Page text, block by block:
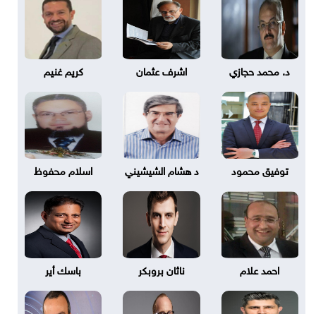
د. محمد حجازي اشرف عثمان كريم غنيم
توفيق محمود د هشام الشيشيني اسلام محفوظ
احمد علام ناثان بروبكر باسك أير